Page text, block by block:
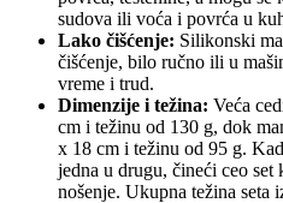
sudova ili voća i povrća u
Lako čišćenje: Silikonski
čišćenje, bilo ručno ili u
vreme i trud.
Dimenzije i težina: Veća
cm i težinu od 130 g, dok
x 18 cm i težinu od 95 g.
jedna u drugu, čineći ceo
nošenje. Ukupna težina seta